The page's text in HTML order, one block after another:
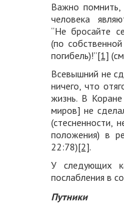
Важно помнить,
человека
“Не бросайте
(по
погибель)!”[1]
Всевышний не
ничего, что
жизнь. В Коране
миров] не
(стесненности,
положения) в
22:78)[2].
У следующих
послабления в
Путники